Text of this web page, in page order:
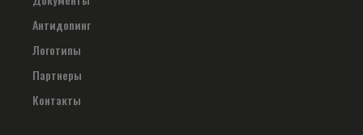
Антидопинг
Логотипы
Партнеры
Контакты